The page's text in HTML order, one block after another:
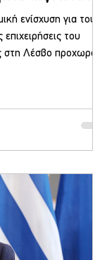
ενίσχυση για τους
του
στη Λέσβο προχωρά η
Οικονομικών και
καθώς τα
τον τρόπο έχουν
να λάβουν την
οπότε αναμένε